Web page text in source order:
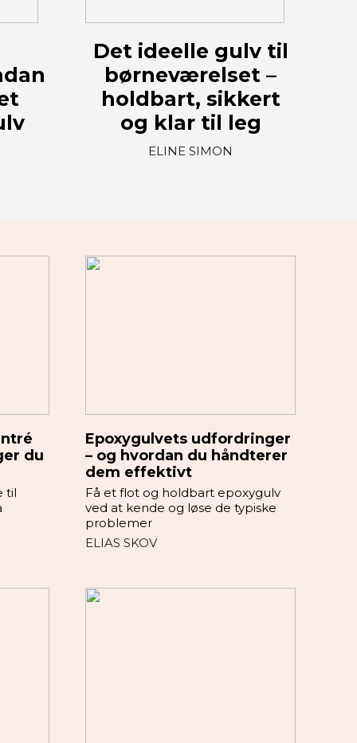
Det ideelle gulv til
børneværelset –
holdbart, sikkert
og klar til leg
ELINE SIMON
du
til
Epoxygulvets udfordringer
– og hvordan du håndterer
dem effektivt
Få et flot og holdbart epoxygulv
ved at kende og løse de typiske
problemer
ELIAS SKOV